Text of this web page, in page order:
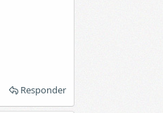
Responder